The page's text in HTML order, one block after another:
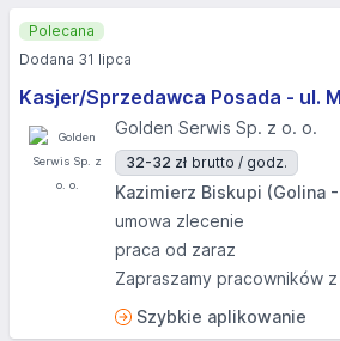
Kasjer/Sprzedawca Posada - ul.
Golden Serwis Sp. z o. o.
32-32 zł brutto / godz.
Kazimierz Biskupi (Golina
umowa zlecenie
praca od zaraz
Zapraszamy pracowników
Szybkie aplikowanie
Polecana
Dodana 31 lipca